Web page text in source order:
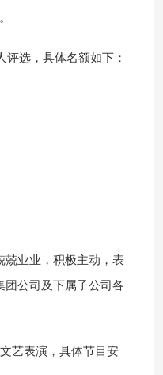
评选，具体名额如下：
兢业业，积极主动，表
团公司及下属子公司各
艺表演，具体节目安